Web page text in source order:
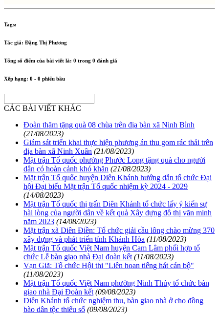
Tags:
Tác giả: Đặng Thị Phương
Tổng số điểm của bài viết là: 0 trong 0 đánh giá
Xếp hạng: 0 - 0 phiếu bầu
CÁC BÀI VIẾT KHÁC
Đoàn thăm tặng quà 08 chùa trên địa bàn xã Ninh Bình
(21/08/2023)
Giám sát triển khai thực hiện phương án thu gom rác thải trên
địa bàn xã Ninh Xuân (21/08/2023)
Mặt trận Tổ quốc phường Phước Long tặng quà cho người
dân có hoàn cảnh khó khăn (21/08/2023)
Mặt trận Tổ quốc huyện Diên Khánh hướng dẫn tổ chức Đại
hội Đại biểu Mặt trận Tổ quốc nhiệm kỳ 2024 - 2029
(14/08/2023)
Mặt trận Tổ quốc thị trấn Diên Khánh tổ chức lấy ý kiến sự
hài lòng của người dân về kết quả Xây dựng đô thị văn minh
năm 2023 (14/08/2023)
Mặt trận xã Diên Điền: Tổ chức giải cầu lông chào mừng 370
xây dựng và phát triển tỉnh Khánh Hòa (11/08/2023)
Mặt trận Tổ quốc Việt Nam huyện Cam Lâm phối hợp tổ
chức Lễ bàn giao nhà Đại đoàn kết (11/08/2023)
Vạn Giã: Tổ chức Hội thi "Liên hoan tiếng hát cán bộ"
(11/08/2023)
Mặt trận Tổ quốc Việt Nam phường Ninh Thủy tổ chức bàn
giao nhà Đại Đoàn kết (09/08/2023)
Diên Khánh tổ chức nghiệm thu, bàn giao nhà ở cho đồng
bào dân tộc thiểu số (09/08/2023)